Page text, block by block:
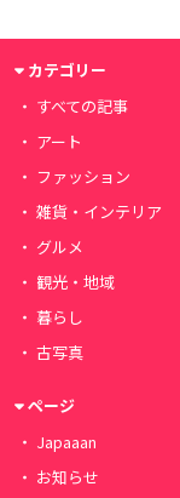
カテゴリー
すべての記事
アート
ファッション
雑貨・インテリア
グルメ
観光・地域
暮らし
古写真
ページ
Japaaan
お知らせ